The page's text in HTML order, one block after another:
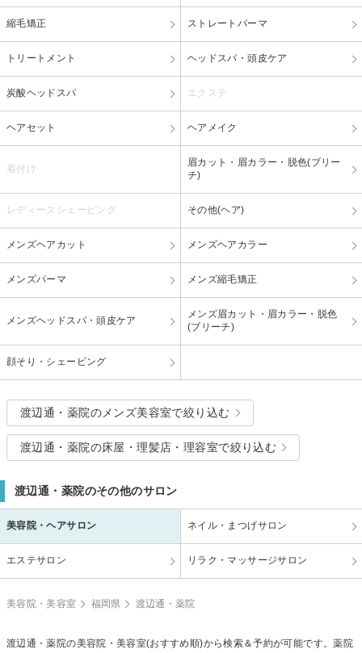
縮毛矯正 ストレートパーマ
トリートメント ヘッドスパ・頭皮ケア
炭酸ヘッドスパ エクステ
ヘアセット ヘアメイク
着付け
眉カット・眉カラー・脱色(ブリー
チ)
レディースシェービング その他(ヘア)
メンズヘアカット メンズヘアカラー
メンズパーマ メンズ縮毛矯正
メンズヘッドスパ・頭皮ケア
メンズ眉カット・眉カラー・脱色
(ブリーチ)
顔そり・シェービング
渡辺通・薬院のメンズ美容室で絞り込む
渡辺通・薬院の床屋・理髪店・理容室で絞り込む
渡辺通・薬院のその他のサロン
美容院・ヘアサロン ネイル・まつげサロン
エステサロン リラク・マッサージサロン
美容院・美容室 福岡県 渡辺通・薬院
渡辺通・薬院の美容院・美容室(おすすめ順)から検索＆予約が可能です。薬院